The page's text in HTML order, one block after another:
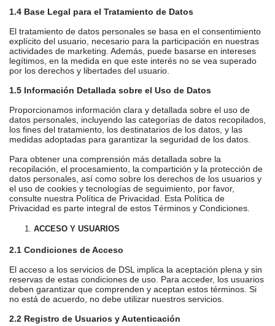
1.4 Base Legal para el Tratamiento de Datos
El tratamiento de datos personales se basa en el consentimiento
explícito del usuario, necesario para la participación en nuestras
actividades de marketing. Además, puede basarse en intereses
legítimos, en la medida en que este interés no se vea superado
por los derechos y libertades del usuario.
1.5 Información Detallada sobre el Uso de Datos
Proporcionamos información clara y detallada sobre el uso de
datos personales, incluyendo las categorías de datos recopilados,
los fines del tratamiento, los destinatarios de los datos, y las
medidas adoptadas para garantizar la seguridad de los datos.
Para obtener una comprensión más detallada sobre la
recopilación, el procesamiento, la compartición y la protección de
datos personales, así como sobre los derechos de los usuarios y
el uso de cookies y tecnologías de seguimiento, por favor,
consulte nuestra Política de Privacidad. Esta Política de
Privacidad es parte integral de estos Términos y Condiciones.
ACCESO Y USUARIOS
2.1 Condiciones de Acceso
El acceso a los servicios de DSL implica la aceptación plena y sin
reservas de estas condiciones de uso. Para acceder, los usuarios
deben garantizar que comprenden y aceptan estos términos. Si
no está de acuerdo, no debe utilizar nuestros servicios.
2.2 Registro de Usuarios y Autenticación